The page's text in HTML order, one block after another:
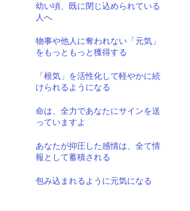
幼い頃、既に閉じ込められている
人へ
物事や他人に奪われない「元気」
をもっともっと獲得する
「根気」を活性化して軽やかに続
けられるようになる
命は、全力であなたにサインを送
っていますよ
あなたが抑圧した感情は、全て情
報として蓄積される
包み込まれるように元気になる